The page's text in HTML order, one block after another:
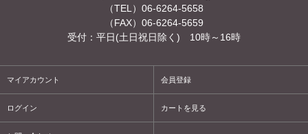
（TEL）06-6264-5658
（FAX）06-6264-5659
受付：平日(土日祝日除く) 10時～16時
マイアカウント 会員登録
ログイン カートを見る